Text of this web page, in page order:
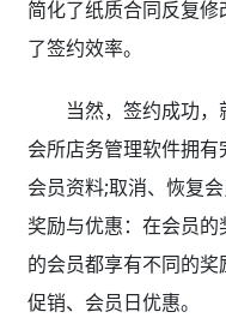
简化了纸质合同反复
了签约效率。
当然，签约成功
会所店务管理软件拥
会员资料;取消、恢复
奖励与优惠：在会员
的会员都享有不同的
促销、会员日优惠。